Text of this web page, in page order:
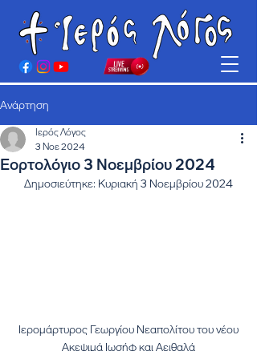
Ανάρτηση
Εορτολόγιο 3 Νοεμβρίου 2024
Ιερός Λόγος
3 Νοε 2024
Δημοσιεύτηκε: Κυριακή 3 Νοεμβρίου 2024
Ιερομάρτυρος Γεωργίου Νεαπολίτου του νέου
Ακεψιμά Ιωσήφ και Αειθαλά